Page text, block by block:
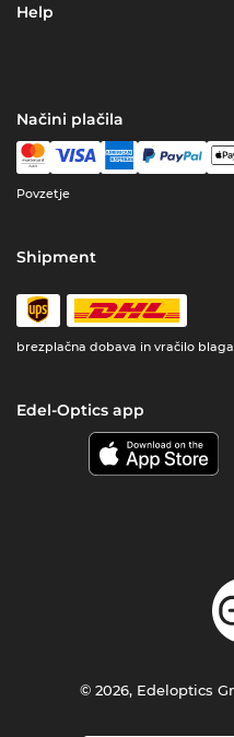
Help
Načini plačila
Povzetje
Shipment
brezplačna dobava in vračilo blaga
Edel-Optics app
© 2026, Edeloptics